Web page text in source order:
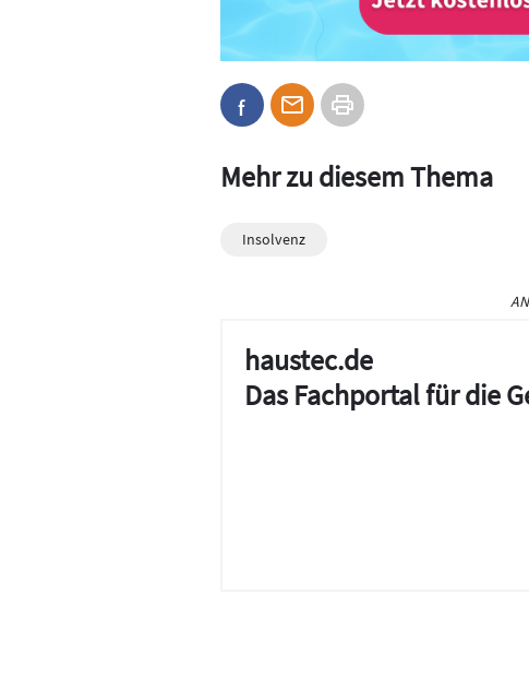
Mehr zu diesem Thema
Insolvenz
haustec.de
Das Fachportal für die